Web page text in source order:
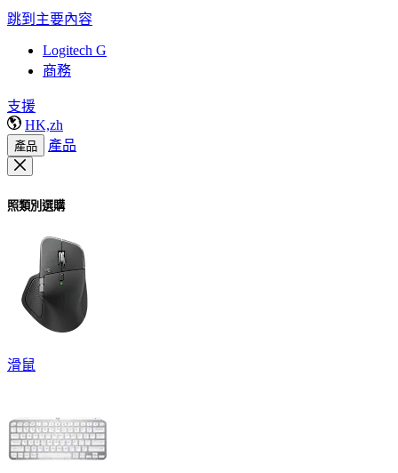
跳到主要內容
Logitech G
商務
支援
HK,zh
產品 產品
照類別選購
滑鼠